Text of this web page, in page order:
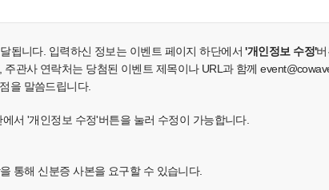
됩니다. 입력하신 정보는 이벤트 페이지 하단에서'개인정보 수정'
관사 연락처는 당첨된 이벤트 제목이나 URL과 함께
을 말씀드립니다.
서 '개인정보 수정'버튼을 눌러 수정이 가능합니다.
통해 신분증 사본을 요구할 수 있습니다.